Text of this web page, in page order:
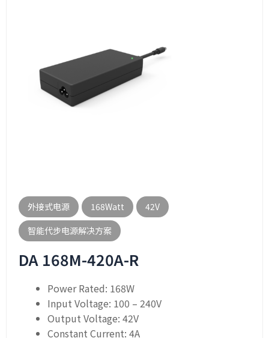
外接式电源 168Watt
42V
智能代步电源解决方案
DA 168M-420A-R
Power Rated: 168W
Input Voltage: 100 – 240V
Output Voltage: 42V
Constant Current: 4A